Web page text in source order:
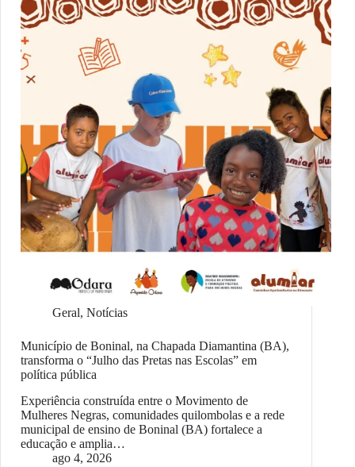
Geral, Notícias
Município de Boninal, na Chapada Diamantina (BA),
transforma o “Julho das Pretas nas Escolas” em
política pública
Experiência construída entre o Movimento de
Mulheres Negras, comunidades quilombolas e a rede
municipal de ensino de Boninal (BA) fortalece a
educação e amplia…
ago 4, 2026